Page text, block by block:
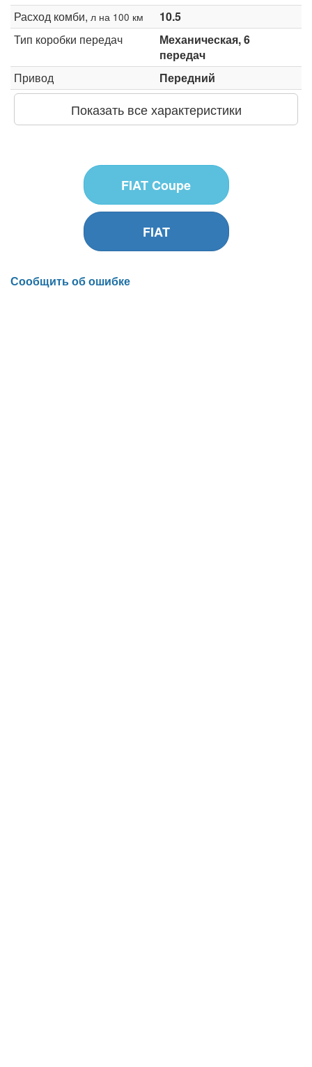
Расход комби, л на 100 км
10.5
Тип коробки передач
Механическая, 6
передач
Привод
Передний
Показать все характеристики
FIAT Coupe
FIAT
Сообщить об ошибке